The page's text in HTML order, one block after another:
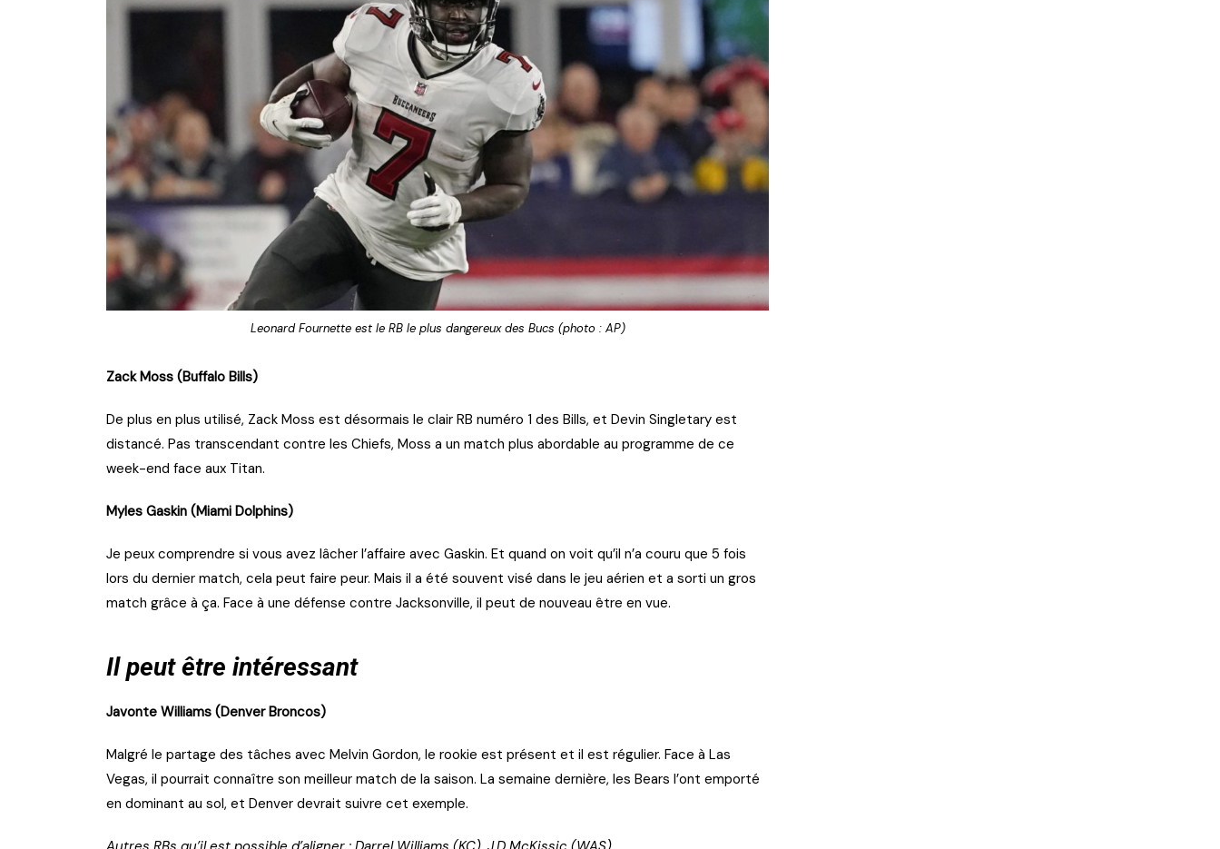
Leonard Fournette est le RB le plus dangereux des Bucs (photo : AP)
Zack Moss (Buffalo Bills)
De plus en plus utilisé, Zack Moss est désormais le clair RB numéro 1 des Bills, et Devin Singletary est
distancé. Pas transcendant contre les Chiefs, Moss a un match plus abordable au programme de ce
week-end face aux Titan.
Myles Gaskin (Miami Dolphins)
Je peux comprendre si vous avez lâcher l’affaire avec Gaskin. Et quand on voit qu’il n’a couru que 5 fois
lors du dernier match, cela peut faire peur. Mais il a été souvent visé dans le jeu aérien et a sorti un gros
match grâce à ça. Face à une défense contre Jacksonville, il peut de nouveau être en vue.
Il peut être intéressant
Javonte Williams (Denver Broncos)
Malgré le partage des tâches avec Melvin Gordon, le rookie est présent et il est régulier. Face à Las
Vegas, il pourrait connaître son meilleur match de la saison. La semaine dernière, les Bears l’ont emporté
en dominant au sol, et Denver devrait suivre cet exemple.